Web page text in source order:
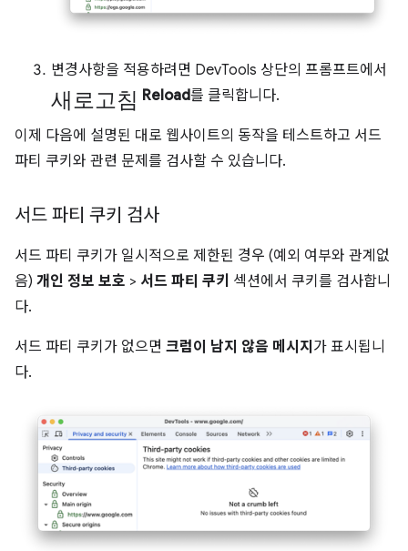
변경사항을 적용하려면 DevTools 상단의 프롬프트에서
새로고침 Reload를 클릭합니다.
이제 다음에 설명된 대로 웹사이트의 동작을 테스트하고 서드
파티 쿠키와 관련 문제를 검사할 수 있습니다.
서드 파티 쿠키 검사
서드 파티 쿠키가 일시적으로 제한된 경우 (예외 여부와 관계없
음) 개인 정보 보호 > 서드 파티 쿠키 섹션에서 쿠키를 검사합니
다.
서드 파티 쿠키가 없으면 크럼이 남지 않음 메시지 가 표시됩니
다.